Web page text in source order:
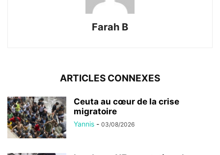
Farah B
ARTICLES CONNEXES
Ceuta au cœur de la crise
migratoire
Yannis - 03/08/2026